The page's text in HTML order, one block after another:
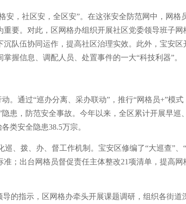
安，社区安，全区安”。在这张安全防范网中，网
要。对此，区网格办组织开展社区党委领导班子
队伍协同运作，提高社区治理实效。此外，宝安
握信息、调配人员、处置事件的一大“科技利器”。
。通过“巡办分离、采办联动”，推行“网格员+”模
患，防范安全事故。今年以来，全区累计开展早巡
类安全隐患38.5万宗。
、拨、办、督工作机制。宝安区修编了“大巡查”
；出台网格员督促责任主体整改21项清单，提高
的指示，区网格办牵头开展课题调研，组织各街